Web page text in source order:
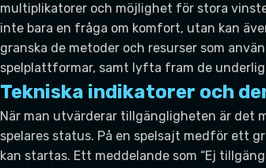
multiplikatorer och möjlighet för stora
inte bara en fråga om komfort, utan kan
granska de metoder och resurser som
spelplattformar, samt lyfta fram de
Tekniska indikatorer och
När man utvärderar tillgängligheten är det
spelares status. På en spelsajt medför ett
kan startas. Ett meddelande som “Ej